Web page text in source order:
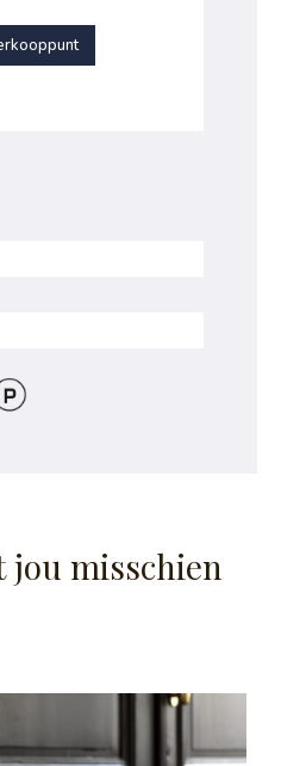
misschien